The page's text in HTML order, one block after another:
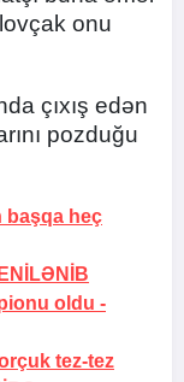
onu
çıxış edən
pozduğu
başqa heç
oldu -
tez-tez